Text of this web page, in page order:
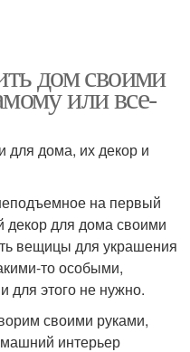
дом своими
или все-
для дома, их декор и
на первый
декор для дома своими
вещицы для украшения
то особыми,
этого не нужно.
своими руками,
интерьер